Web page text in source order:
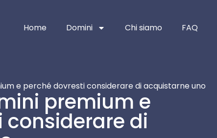
Home Domini Chi siamo FAQ
e perché dovresti considerare di acquistarne uno
premium e
considerare di